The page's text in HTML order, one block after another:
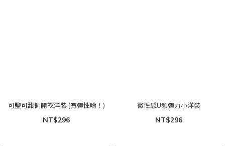
可鹽可甜側開衩洋裝 (有彈性唷！)
NT$296
微性感U領彈力小洋裝
NT$296